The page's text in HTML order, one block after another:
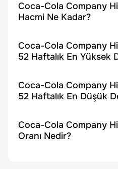
Coca-Cola Company
Hacmi Ne Kadar?
Coca-Cola Company
52 Haftalık En Yüksek
Coca-Cola Company
52 Haftalık En Düşük
Coca-Cola Company
Oranı Nedir?